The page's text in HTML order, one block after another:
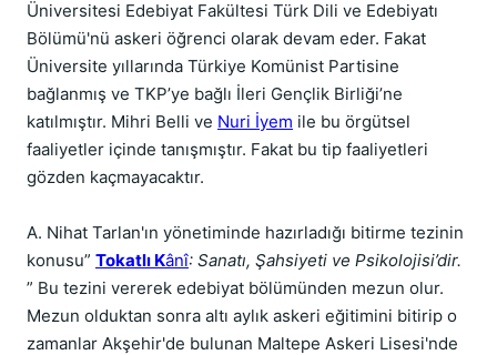
Üniversitesi Edebiyat Fakültesi Türk Dili ve Edebiyatı
Bölümü'nü askeri öğrenci olarak devam eder. Fakat
Üniversite yıllarında Türkiye Komünist Partisine
bağlanmış ve TKP’ye bağlı İleri Gençlik Birliği’ne
katılmıştır. Mihri Belli ve Nuri İyem ile bu örgütsel
faaliyetler içinde tanışmıştır. Fakat bu tip faaliyetleri
gözden kaçmayacaktır.
A. Nihat Tarlan'ın yönetiminde hazırladığı bitirme tezinin
konusu” Tokatlı Kânî: Sanatı, Şahsiyeti ve Psikolojisi’dir.
” Bu tezini vererek edebiyat bölümünden mezun olur.
Mezun olduktan sonra altı aylık askeri eğitimini bitirip o
zamanlar Akşehir'de bulunan Maltepe Askeri Lisesi'nde